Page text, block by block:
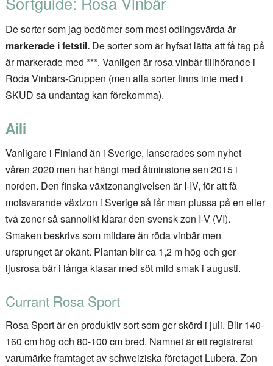
De sorter som jag bedömer som mest odlingsvärda är
markerade i fetstil.De sorter som är hyfsat lätta att få tag på
är markerade med ***. Vanligen är rosa vinbär tillhörande i
Röda Vinbärs-Gruppen (men alla sorter finns inte med i
SKUD så undantag kan förekomma).
Aili
Vanligare i Finland än i Sverige, lanserades som nyhet
våren 2020 men har hängt med åtminstone sen 2015 i
norden. Den finska växtzonangivelsen är I-IV, för att få
motsvarande växtzon i Sverige så får man plussa på en eller
två zoner så sannolikt klarar den svensk zon I-V (VI).
Smaken beskrivs som mildare än röda vinbär men
ursprunget är okänt. Plantan blir ca 1,2 m hög och ger
ljusrosa bär i långa klasar med söt mild smak i augusti.
Currant Rosa Sport
Rosa Sport är en produktiv sort som ger skörd i juli. Blir 140-
160 cm hög och 80-100 cm bred. Namnet är ett registrerat
varumärke framtaget av schweiziska företaget Lubera. Zon